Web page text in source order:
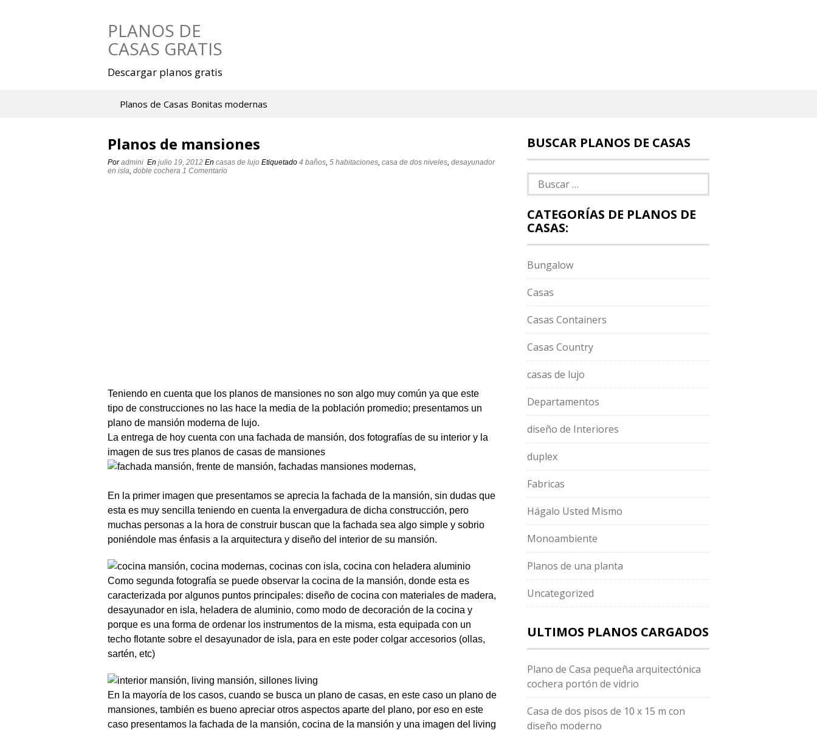
PLANOS DE
CASAS GRATIS
Descargar planos gratis
Planos de Casas Bonitas modernas
Planos de mansiones
Poradmini En julio 19, 2012 En casas de lujo Etiquetado 4 baños, 5 habitaciones, casa de dos niveles, desayunador
en isla, doble cochera 1 Comentario
Teniendo en cuenta que los planos de mansiones no son algo muy común ya que este
tipo de construcciones no las hace la media de la población promedio; presentamos un
plano de mansión moderna de lujo.
La entrega de hoy cuenta con una fachada de mansión, dos fotografías de su interior y la
imagen de sus tres planos de casas de mansiones
En la primer imagen que presentamos se aprecia la fachada de la mansión, sin dudas que
esta es muy sencilla teniendo en cuenta la envergadura de dicha construcción, pero
muchas personas a la hora de construir buscan que la fachada sea algo simple y sobrio
poniéndole mas énfasis a la arquitectura y diseño del interior de su mansión.
Como segunda fotografía se puede observar la cocina de la mansión, donde esta es
caracterizada por algunos puntos principales: diseño de cocina con materiales de madera,
desayunador en isla, heladera de aluminio, como modo de decoración de la cocina y
porque es una forma de ordenar los instrumentos de la misma, esta equipada con un
techo flotante sobre el desayunador de isla, para en este poder colgar accesorios (ollas,
sartén, etc)
En la mayoría de los casos, cuando se busca un plano de casas, en este caso un plano de
mansiones, también es bueno apreciar otros aspectos aparte del plano, por eso en este
caso presentamos la fachada de la mansión, cocina de la mansión y una imagen del living
BUSCAR PLANOS DE CASAS
Buscar:
CATEGORÍAS DE PLANOS DE
CASAS:
Bungalow
Casas
Casas Containers
Casas Country
casas de lujo
Departamentos
diseño de Interiores
duplex
Fabricas
Hágalo Usted Mismo
Monoambiente
Planos de una planta
Uncategorized
ULTIMOS PLANOS CARGADOS
Plano de Casa pequeña arquitectónica
cochera portón de vidrio
Casa de dos pisos de 10 x 15 m con
diseño moderno